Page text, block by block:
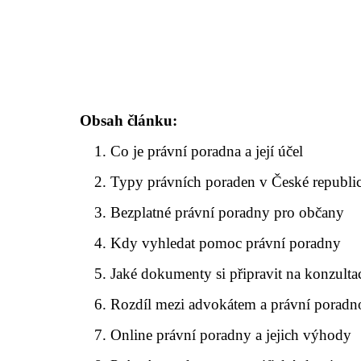
Obsah článku:
Co je právní poradna a její účel
Typy právních poraden v České
Bezplatné právní poradny pro občany
Kdy vyhledat pomoc právní poradny
Jaké dokumenty si připravit na
Rozdíl mezi advokátem a právní
Online právní poradny a jejich výhody